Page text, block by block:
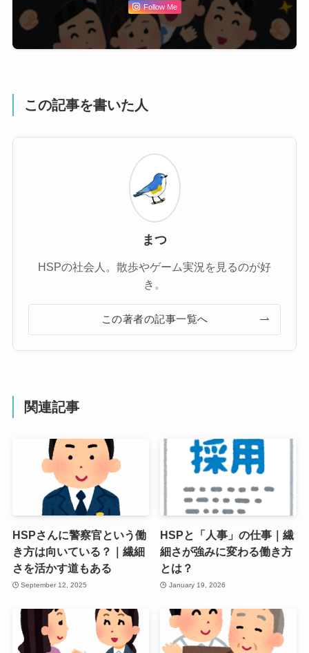
Follow Me
この記事を書いた人
まつ
HSPの社会人。散歩やゲーム実況を見るのが好
き。
この著者の記事一覧へ
関連記事
HSPさんに警察官という働
き方は向いている？｜繊細
さを活かす道もある
September 12, 2025
HSPと「人事」の仕事｜繊
細さが強みに変わる働き方
とは？
January 19, 2026